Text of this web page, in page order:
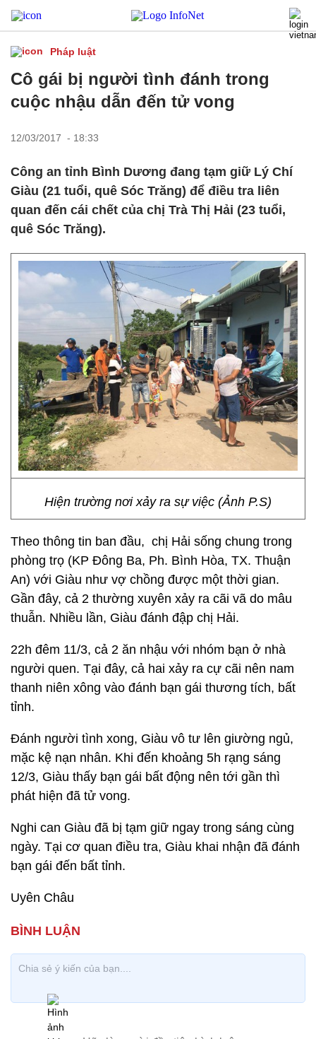
Pháp luật
Cô gái bị người tình đánh trong
cuộc nhậu dẫn đến tử vong
12/03/2017 - 18:33
Công an tỉnh Bình Dương đang tạm giữ Lý Chí
Giàu (21 tuổi, quê Sóc Trăng) để điều tra liên
quan đến cái chết của chị Trà Thị Hải (23 tuổi,
quê Sóc Trăng).
Hiện trường nơi xảy ra sự việc (Ảnh P.S)
Theo thông tin ban đầu, chị Hải sống chung trong
phòng trọ (KP Đông Ba, Ph. Bình Hòa, TX. Thuận
An) với Giàu như vợ chồng được một thời gian.
Gần đây, cả 2 thường xuyên xảy ra cãi vã do mâu
thuẫn. Nhiều lần, Giàu đánh đập chị Hải.
22h đêm 11/3, cả 2 ăn nhậu với nhóm bạn ở nhà
người quen. Tại đây, cả hai xảy ra cự cãi nên nam
thanh niên xông vào đánh bạn gái thương tích, bất
tỉnh.
Đánh người tình xong, Giàu vô tư lên giường ngủ,
mặc kệ nạn nhân. Khi đến khoảng 5h rạng sáng
12/3, Giàu thấy bạn gái bất động nên tới gần thì
phát hiện đã tử vong.
Nghi can Giàu đã bị tạm giữ ngay trong sáng cùng
ngày. Tại cơ quan điều tra, Giàu khai nhận đã đánh
bạn gái đến bất tỉnh.
Uyên Châu